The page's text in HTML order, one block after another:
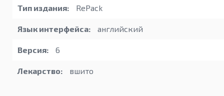
Тип издания: RePack
Язык интерфейса: английский
Версия: 6
Лекарство: вшито